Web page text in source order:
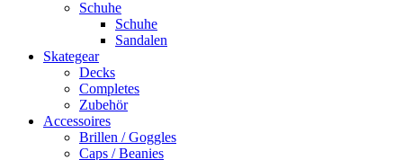
Schuhe
Schuhe
Sandalen
Skategear
Decks
Completes
Zubehör
Accessoires
Brillen / Goggles
Caps / Beanies